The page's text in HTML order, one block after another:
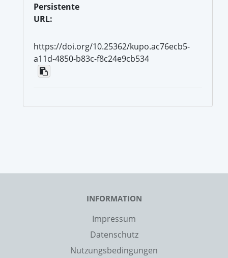
Persistente
URL:
https://doi.org/10.25362/kupo.ac76ecb5-
a11d-4850-b83c-f8c24e9cb534
INFORMATION
Impressum
Datenschutz
Nutzungsbedingungen